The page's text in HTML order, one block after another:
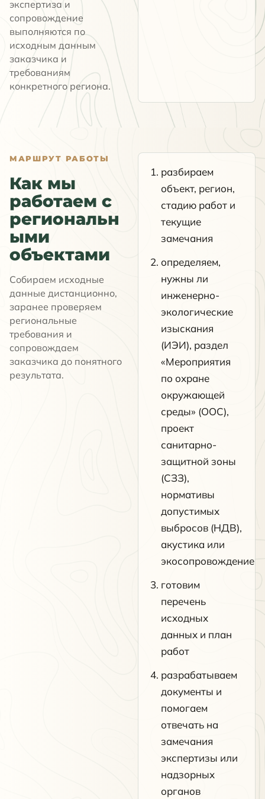
экспертиза и
сопровождение
выполняются по
исходным данным
заказчика и
требованиям
конкретного региона.
МАРШРУТ РАБОТЫ
Как мы
работаем с
региональн
ыми
объектами
Собираем исходные
данные дистанционно,
заранее проверяем
региональные
требования и
сопровождаем
заказчика до понятного
результата.
разбираем
объект, регион,
стадию работ и
текущие
замечания
определяем,
нужны ли
инженерно-
экологические
изыскания
(ИЭИ), раздел
«Мероприятия
по охране
окружающей
среды» (ООС),
проект
санитарно-
защитной зоны
(СЗЗ),
нормативы
допустимых
выбросов (НДВ),
акустика или
экосопровождение
готовим
перечень
исходных
данных и план
работ
разрабатываем
документы и
помогаем
отвечать на
замечания
экспертизы или
надзорных
органов